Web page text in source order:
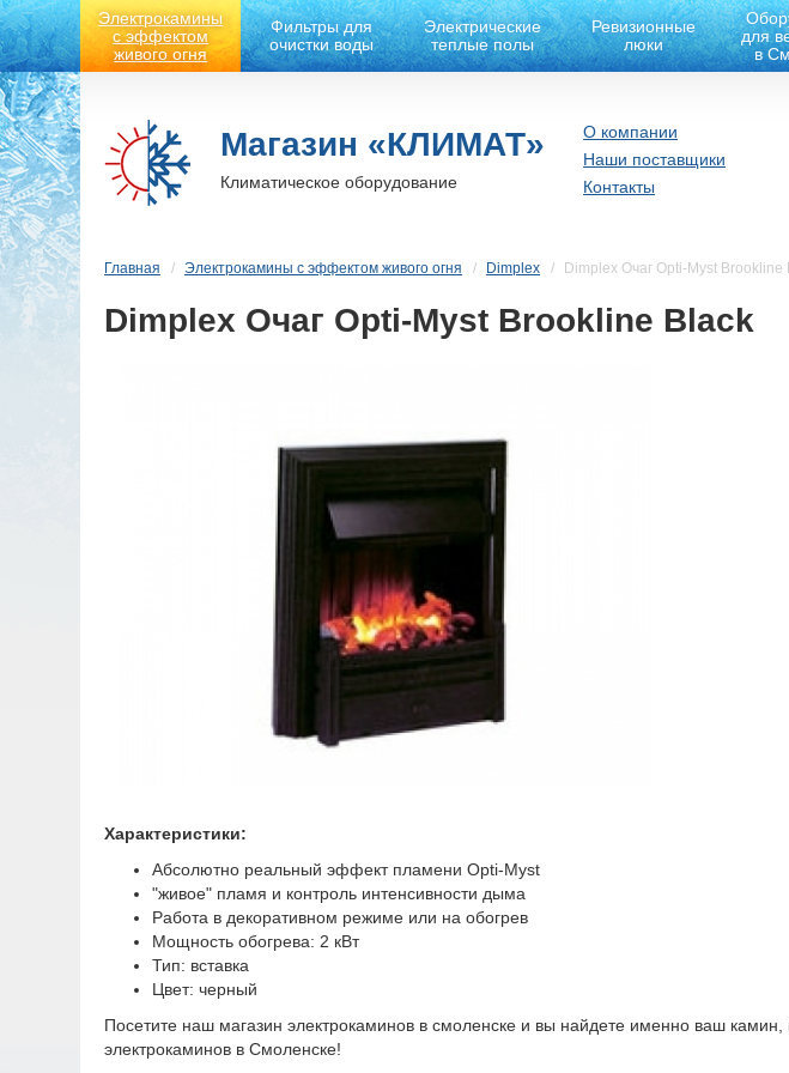
Электрокамины
с эффектом
живого огня
Фильтры для
очистки воды
Электрические
теплые полы
Ревизионные
люки
для
в
Магазин «КЛИМАТ»
Климатическое оборудование
О компании
Наши поставщики
Контакты
Главная Электрокамины с эффектом живого огня Dimplex Dimplex Очаг Opti-Myst Brookline
Dimplex Очаг Opti-Myst Brookline Black
Характеристики:
Абсолютно реальный эффект пламени Opti-Myst
"живое" пламя и контроль интенсивности дыма
Работа в декоративном режиме или на обогрев
Мощность обогрева: 2 кВт
Тип: вставка
Цвет: черный
Посетите наш магазин электрокаминов в смоленске и вы найдете именно ваш
электрокаминов в Смоленске!